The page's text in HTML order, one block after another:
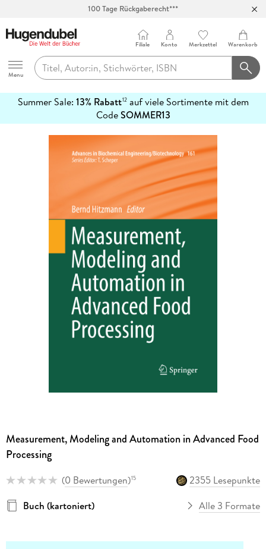
Hugendubel
Menu
Filiale Konto Merkzettel Warenkorb
Summer Sale: 13% Rabatt12auf viele Sortimente mit dem
CodeSOMMER13
erfahren
Measurement, Modeling and Automation in Advanced Food
Processing
(0 Bewertungen)15
2355 Lesepunkte
Buch (kartoniert)
Alle 3 Formate